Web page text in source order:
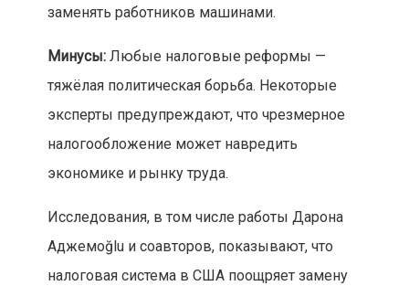
заменять работников машинами.
Минусы:Любые налоговые реформы —
тяжёлая политическая борьба. Некоторые
эксперты предупреждают, что чрезмерное
налогообложение может навредить
экономике и рынку труда.
Исследования, в том числе работы Дарона
Аджемоğlu и соавторов, показывают, что
налоговая система в США поощряет замену